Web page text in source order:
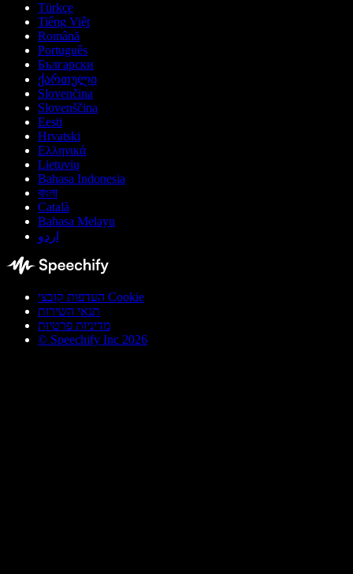
Türkçe
Tiếng Việt
Română
Português
Български
ქართული
Slovenčina
Slovenščina
Eesti
Hrvatski
Ελληνικά
Lietuvių
Bahasa Indonesia
বাংলা
Català
Bahasa Melayu
اردو
העדפות קובצי Cookie
תנאי השירות
מדיניות פרטיות
© Speechify Inc 2026